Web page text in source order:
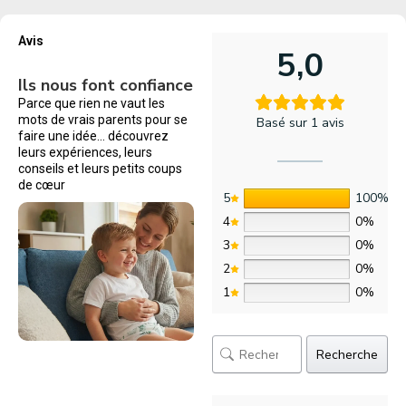
Avis
Ils nous font confiance
Parce que rien ne vaut les
mots de vrais parents pour se
faire une idée… découvrez
leurs expériences, leurs
conseils et leurs petits coups
de cœur
5,0
Basé sur 1 avis
5
100%
4
0%
3
0%
2
0%
1
0%
Recherche